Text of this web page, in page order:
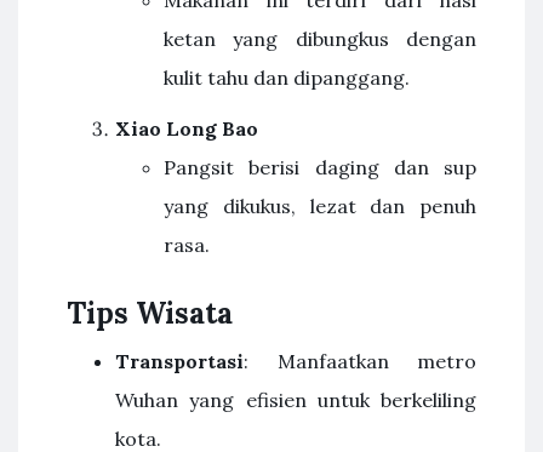
ketan yang dibungkus dengan
kulit tahu dan dipanggang.
Xiao Long Bao
Pangsit berisi daging dan sup
yang dikukus, lezat dan penuh
rasa.
Tips Wisata
Transportasi: Manfaatkan metro
Wuhan yang efisien untuk berkeliling
kota.